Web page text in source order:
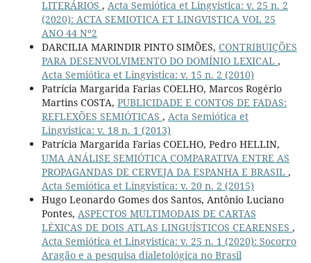
LITERÁRIOS , Acta Semiótica et Lingvistica: v. 25 n. 2
(2020): ACTA SEMIOTICA ET LINGVISTICA VOL 25
ANO 44 Nº2
DARCILIA MARINDIR PINTO SIMÕES, CONTRIBUIÇÕES
PARA DESENVOLVIMENTO DO DOMÍNIO LEXICAL ,
Acta Semiótica et Lingvistica: v. 15 n. 2 (2010)
Patrícia Margarida Farias COELHO, Marcos Rogério
Martins COSTA, PUBLICIDADE E CONTOS DE FADAS:
REFLEXÕES SEMIÓTICAS , Acta Semiótica et
Lingvistica: v. 18 n. 1 (2013)
Patrícia Margarida Farias COELHO, Pedro HELLIN,
UMA ANÁLISE SEMIÓTICA COMPARATIVA ENTRE AS
PROPAGANDAS DE CERVEJA DA ESPANHA E BRASIL ,
Acta Semiótica et Lingvistica: v. 20 n. 2 (2015)
Hugo Leonardo Gomes dos Santos, Antônio Luciano
Pontes, ASPECTOS MULTIMODAIS DE CARTAS
LÉXICAS DE DOIS ATLAS LINGUÍSTICOS CEARENSES ,
Acta Semiótica et Lingvistica: v. 25 n. 1 (2020): Socorro
Aragão e a pesquisa dialetológica no Brasil